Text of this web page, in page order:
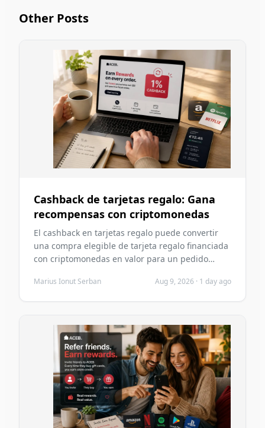
Other Posts
Cashback de tarjetas regalo: Gana
recompensas con criptomonedas
El cashback en tarjetas regalo puede convertir
una compra elegible de tarjeta regalo financiada
con criptomonedas en valor para un pedido
recompensa, cómo se calcula el cashback, por
Marius Ionut Serban Aug 9, 2026 · 1 day ago